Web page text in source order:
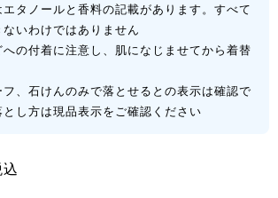
タノールと香料の記載があります。すべて
いわけではありません
の付着に注意し、肌になじませてから着替
、石けんのみで落とせるとの表示は確認で
とし方は現品表示をご確認ください